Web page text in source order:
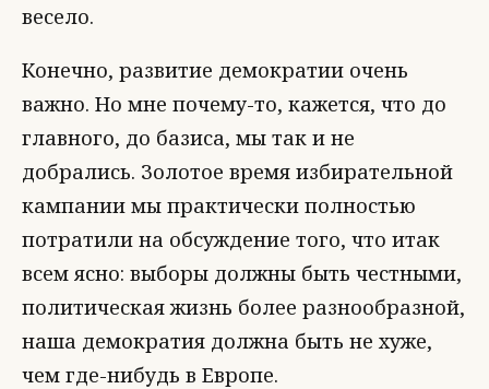
весело.
Конечно, развитие демократии очень
важно. Но мне почему-то, кажется, что до
главного, до базиса, мы так и не
добрались. Золотое время избирательной
кампании мы практически полностью
потратили на обсуждение того, что итак
всем ясно: выборы должны быть честными,
политическая жизнь более разнообразной,
наша демократия должна быть не хуже,
чем где-нибудь в Европе.